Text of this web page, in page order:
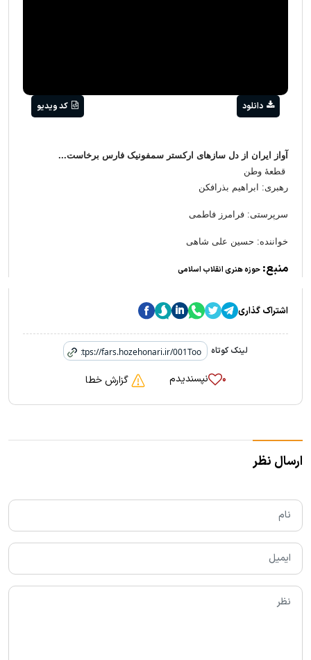
کد ویدیو دانلود
آواز ایران از دل سازهای ارکستر سمفونیک فارس برخاست...
قطعۀ وطن
رهبری: ابراهیم بذرافکن
سرپرستی: فرامرز فاطمی
خواننده: حسین علی شاهی
منبع: حوزه هنری انقلاب اسلامی
اشتراک گذاری
لینک کوتاه
۰ نپسندیدم گزارش خطا
ارسال نظر